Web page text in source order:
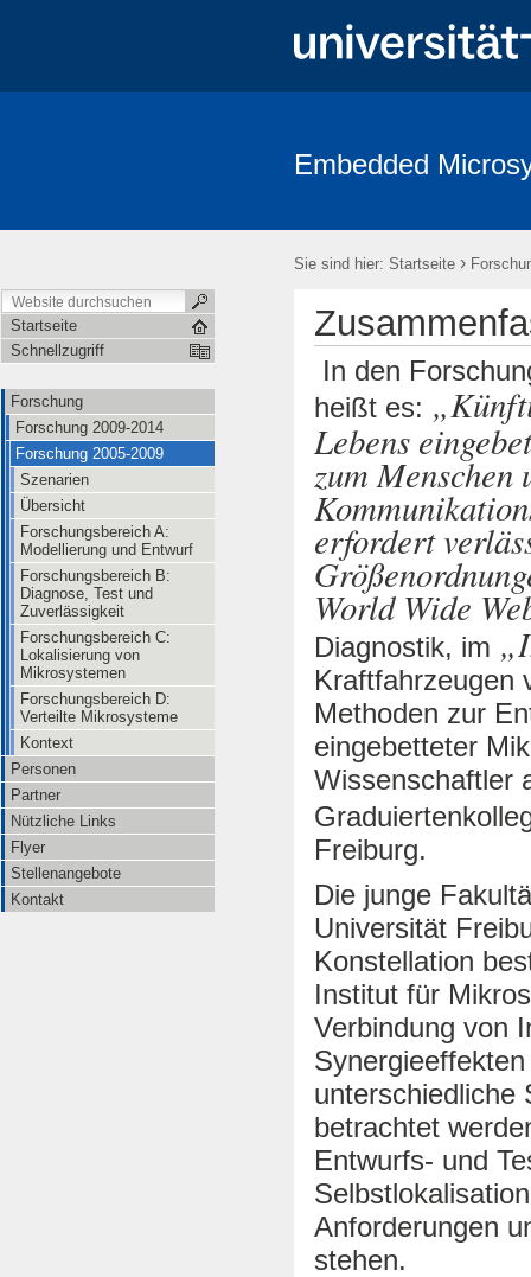
Embedded
Sie sind hier: Startseite ›
Startseite
Schnellzugriff
Forschung
Forschung 2009-2014
Forschung 2005-2009
Szenarien
Übersicht
Forschungsbereich A:
Modellierung und Entwurf
Forschungsbereich B:
Diagnose, Test und
Zuverlässigkeit
Forschungsbereich C:
Lokalisierung von
Mikrosystemen
Forschungsbereich D:
Verteilte Mikrosysteme
Kontext
Personen
Partner
Nützliche Links
Flyer
Stellenangebote
Kontakt
In den
heißt es:
Lebens
zum
erfordert
World Wide
Diagnostik, im
Kraftfahrzeugen
Methoden zur
eingebetteter
Wissenschaftler
Freiburg.
Die junge
Universität
Konstellation
Institut für
Verbindung von
unterschiedliche
betrachtet
Entwurfs- und
Anforderungen
stehen.